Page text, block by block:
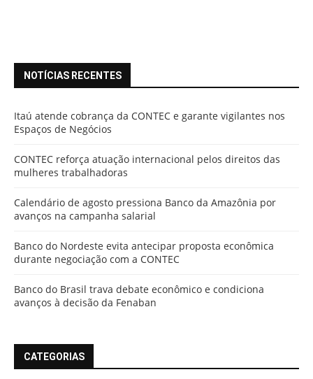
NOTÍCIAS RECENTES
Itaú atende cobrança da CONTEC e garante vigilantes nos
Espaços de Negócios
CONTEC reforça atuação internacional pelos direitos das
mulheres trabalhadoras
Calendário de agosto pressiona Banco da Amazônia por
avanços na campanha salarial
Banco do Nordeste evita antecipar proposta econômica
durante negociação com a CONTEC
Banco do Brasil trava debate econômico e condiciona
avanços à decisão da Fenaban
CATEGORIAS